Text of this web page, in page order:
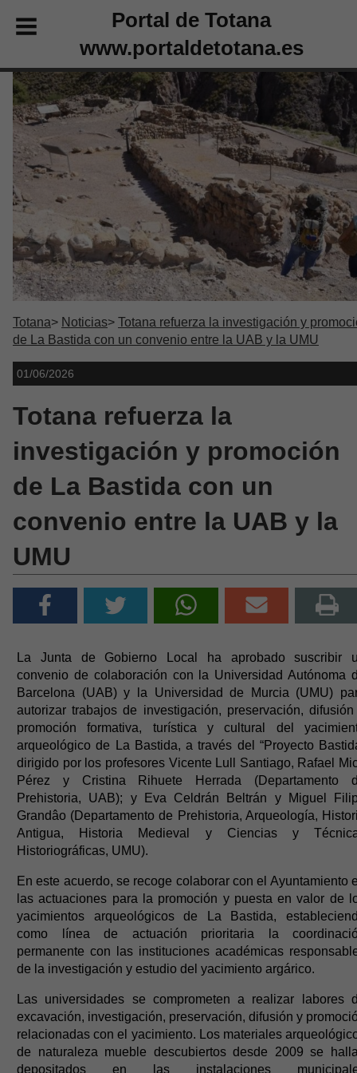
Portal de Totana
www.portaldetotana.es
Totana Noticias
Totana refuerza la investigación y
de La Bastida con un convenio entre la UAB y la UMU
01/06/2026
Totana refuerza la
investigación y promoción
de La Bastida con un
convenio entre la UAB y la
UMU
La Junta de Gobierno Local ha aprobado suscribir
convenio de colaboración con la Universidad Autónoma
Barcelona (UAB) y la Universidad de Murcia (UMU)
autorizar trabajos de investigación, preservación,
promoción formativa, turística y cultural del
arqueológico de La Bastida, a través del “Proyecto
dirigido por los profesores Vicente Lull Santiago, Rafael
Pérez y Cristina Rihuete Herrada (Departamento
Prehistoria, UAB); y Eva Celdrán Beltrán y Miguel
Grandâo (Departamento de Prehistoria, Arqueología,
Antigua, Historia Medieval y Ciencias y
Historiográficas, UMU).
En este acuerdo, se recoge colaborar con el Ayuntamiento
las actuaciones para la promoción y puesta en valor de
yacimientos arqueológicos de La Bastida,
como línea de actuación prioritaria la
permanente con las instituciones académicas
de la investigación y estudio del yacimiento argárico.
Las universidades se comprometen a realizar labores
excavación, investigación, preservación, difusión y
relacionadas con el yacimiento. Los materiales
de naturaleza mueble descubiertos desde 2009 se
depositados en las instalaciones